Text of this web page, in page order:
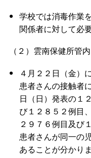
学校では消毒作業
関係者に対して必
（２）雲南保健所管
４月２２日（金）
患者さんの接触者
日（日）発表の１
び１２８５２例目
２９７６例目及び
患者さんが同一の
あることが分かりま